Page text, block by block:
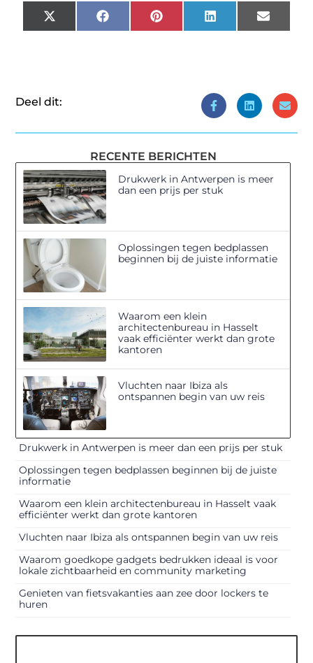
X
(Twitter)
FacebookPinterestLinkedInEmail
Deel dit:
RECENTE BERICHTEN
Drukwerk in Antwerpen is meer
dan een prijs per stuk
Oplossingen tegen bedplassen
beginnen bij de juiste informatie
Waarom een klein
architectenbureau in Hasselt
vaak efficiënter werkt dan grote
kantoren
Vluchten naar Ibiza als
ontspannen begin van uw reis
Drukwerk in Antwerpen is meer dan een prijs per stuk
Oplossingen tegen bedplassen beginnen bij de juiste
informatie
Waarom een klein architectenbureau in Hasselt vaak
efficiënter werkt dan grote kantoren
Vluchten naar Ibiza als ontspannen begin van uw reis
Waarom goedkope gadgets bedrukken ideaal is voor
lokale zichtbaarheid en community marketing
Genieten van fietsvakanties aan zee door lockers te
huren